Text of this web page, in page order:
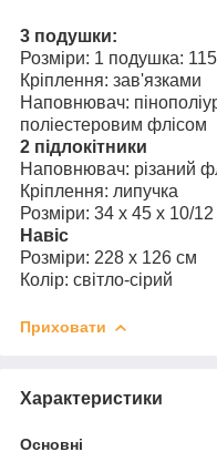
3 подушки:
Розміри: 1 подушка:
Кріплення: зав'язками
Наповнювач:
поліестеровим флісом
2 підлокітники
Наповнювач: різаний
Кріплення: липучка
Розміри: 34 x 45 x 10/
Навіс
Розміри: 228 x 126 см
Колір: світло-сірий
Приховати
Характеристики
Основні